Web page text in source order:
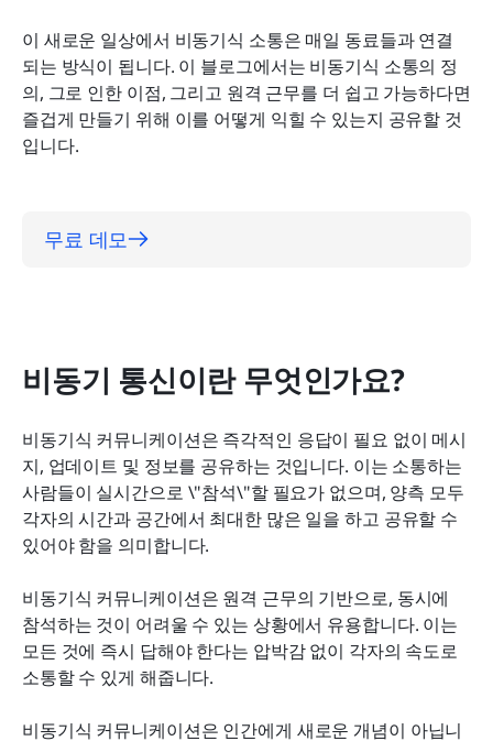
이 새로운 일상에서 비동기식 소통은 매일 동료들과 연결
되는 방식이 됩니다. 이 블로그에서는 비동기식 소통의 정
의, 그로 인한 이점, 그리고 원격 근무를 더 쉽고 가능하다면
즐겁게 만들기 위해 이를 어떻게 익힐 수 있는지 공유할 것
입니다.
무료 데모
비동기 통신이란 무엇인가요?
비동기식 커뮤니케이션은 즉각적인 응답이 필요 없이 메시
지, 업데이트 및 정보를 공유하는 것입니다. 이는 소통하는
사람들이 실시간으로 \"참석\"할 필요가 없으며, 양측 모두
각자의 시간과 공간에서 최대한 많은 일을 하고 공유할 수
있어야 함을 의미합니다.
비동기식 커뮤니케이션은 원격 근무의 기반으로, 동시에
참석하는 것이 어려울 수 있는 상황에서 유용합니다. 이는
모든 것에 즉시 답해야 한다는 압박감 없이 각자의 속도로
소통할 수 있게 해줍니다.
비동기식 커뮤니케이션은 인간에게 새로운 개념이 아닙니
5. 항상 적절한 도구를 선택하세요
결론